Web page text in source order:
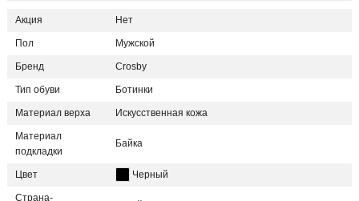
Акция Нет
Пол Мужской
Бренд Crosby
Тип обуви Ботинки
Материал верха Искусственная кожа
Материал
подкладки
Байка
Цвет Черный
Страна-